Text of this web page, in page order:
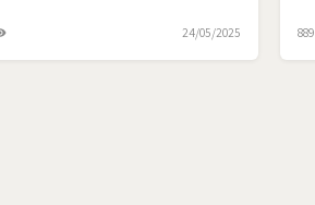
889
24/05/2025